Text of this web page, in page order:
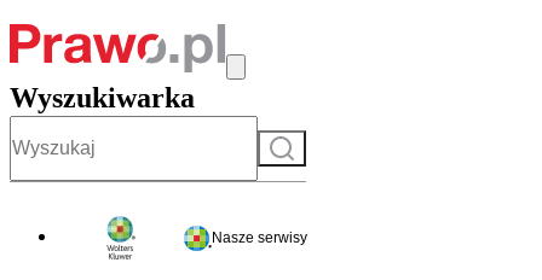
Wyszukiwarka
Szukaj
Nasze serwisy